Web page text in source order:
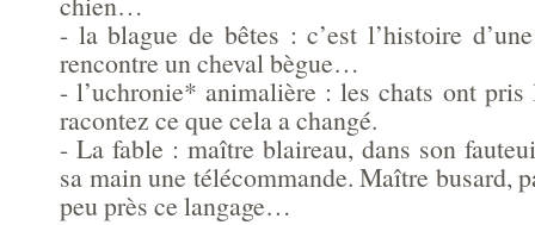
- la blague de bêtes : c’est l’histoire
rencontre un cheval bègue…
- l’uchronie* animalière : les chats ont
racontez ce que cela a changé.
- La fable : maître blaireau, dans son
sa main une télécommande. Maître busard,
peu près ce langage…